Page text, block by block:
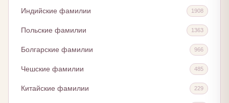
Индийские фамилии 1908
Польские фамилии 1363
Болгарские фамилии 966
Чешские фамилии 485
Китайские фамилии 229